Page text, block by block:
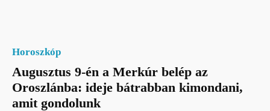
Horoszkóp
Augusztus 9-én a Merkúr belép az
Oroszlánba: ideje bátrabban kimondani,
amit gondolunk